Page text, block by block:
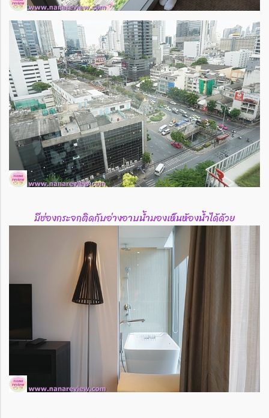
มีช่องกระจกติดกับอ่างอาบน้ำมองเห็นห้องน้ำได้ด้วย